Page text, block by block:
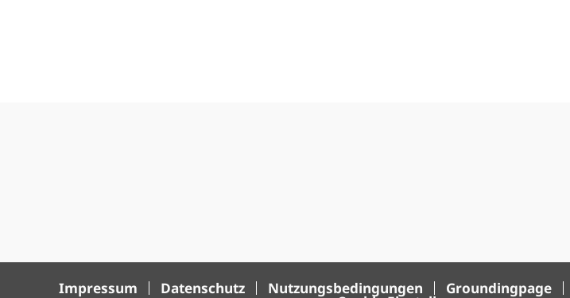
Impressum Datenschutz Nutzungsbedingungen Groundingpage